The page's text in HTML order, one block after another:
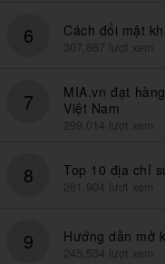
6 Cách đổi mật
307,867 lượt xem
7
MIA.vn đạt
Việt Nam
299,014 lượt xem
8 Top 10 địa chỉ
261,904 lượt xem
9 Hướng dẫn mở
245,534 lượt xem